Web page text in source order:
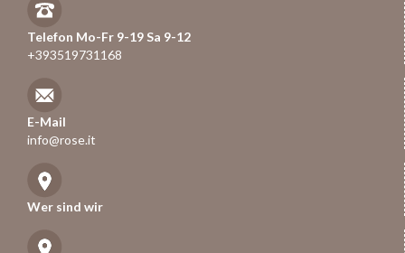
Telefon Mo-Fr 9-19 Sa 9-12
+393519731168
E-Mail
info@rose.it
Wer sind wir